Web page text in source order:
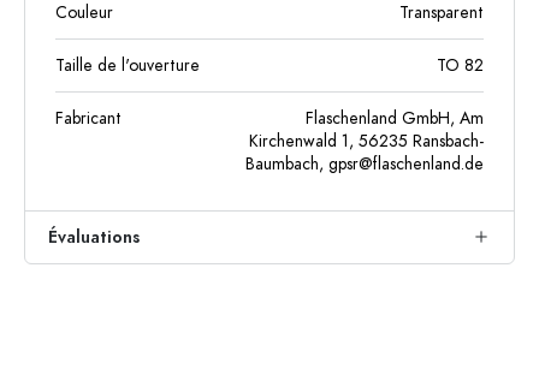
Couleur Transparent
Taille de l'ouverture TO 82
Fabricant
Flaschenland GmbH, Am
Kirchenwald 1, 56235 Ransbach-
Baumbach, gpsr@flaschenland.de
Évaluations